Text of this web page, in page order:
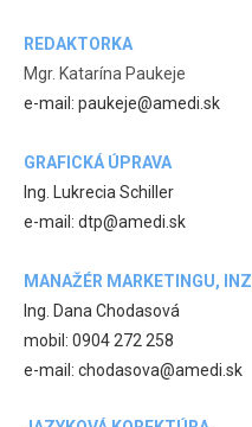
REDAKTORKA
Mgr. Katarína Paukeje
e-mail: paukeje@amedi.sk
GRAFICKÁ ÚPRAVA
Ing. Lukrecia Schiller
e-mail: dtp@amedi.sk
MANAŽÉR MARKETINGU,
Ing. Dana Chodasová
mobil: 0904 272 258
e-mail: chodasova@amedi.sk